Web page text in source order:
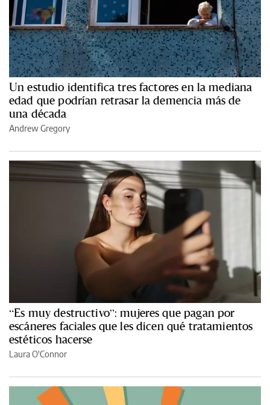
Un estudio identifica tres factores en la mediana
edad que podrían retrasar la demencia más de
una década
Andrew Gregory
“Es muy destructivo”: mujeres que pagan por
escáneres faciales que les dicen qué tratamientos
estéticos hacerse
Laura O'Connor